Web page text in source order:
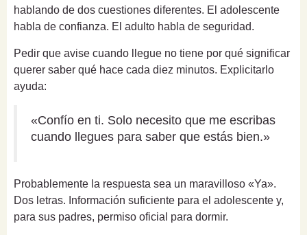
hablando de dos cuestiones diferentes. El adolescente
habla de confianza. El adulto habla de seguridad.
Pedir que avise cuando llegue no tiene por qué significar
querer saber qué hace cada diez minutos. Explicitarlo
ayuda:
«Confío en ti. Solo necesito que me escribas
cuando llegues para saber que estás bien.»
Probablemente la respuesta sea un maravilloso «Ya».
Dos letras. Información suficiente para el adolescente y,
para sus padres, permiso oficial para dormir.